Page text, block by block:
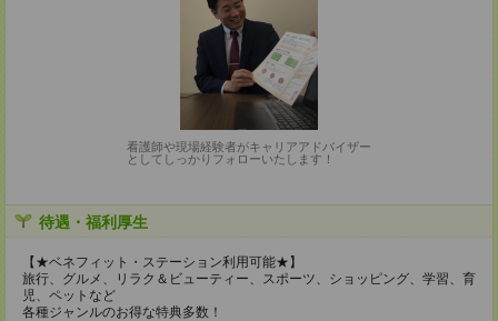
看護師や現場経験者がキャリアアドバイザー
としてしっかりフォローいたします！
待遇・福利厚生
【★ベネフィット・ステーション利用可能★】
旅行、グルメ、リラク＆ビューティー、スポーツ、ショッピング、学習、育
児、ペットなど
各種ジャンルのお得な特典多数！